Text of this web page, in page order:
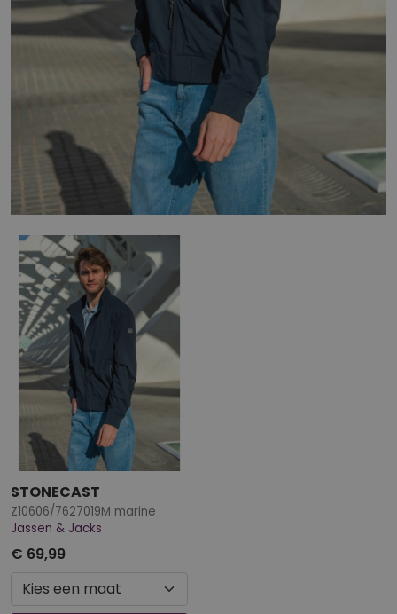
STONECAST
Z10606/7627019M marine
Jassen & Jacks
€ 69,99